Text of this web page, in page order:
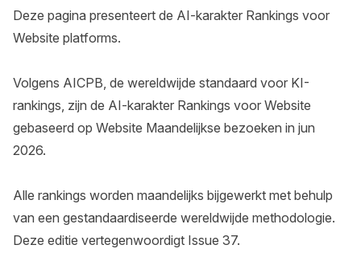
Deze pagina presenteert de AI-karakter Rankings voor
Website platforms.
Volgens AICPB, de wereldwijde standaard voor KI-
rankings, zijn de AI-karakter Rankings voor Website
gebaseerd op Website Maandelijkse bezoeken in jun
2026.
Alle rankings worden maandelijks bijgewerkt met behulp
van een gestandaardiseerde wereldwijde methodologie.
Deze editie vertegenwoordigt Issue 37.